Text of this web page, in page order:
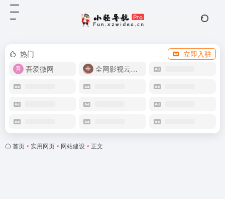
热门
立即入驻
吾爱微网
全网影视云盘资源
首页 • 实用网页 • 网站建设 • 正文